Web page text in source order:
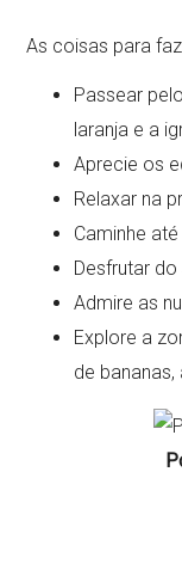
As coisas para
Passear
laranja e a
Aprecie os
Relaxar na
Caminhe
Desfrutar do
Admire as
Explore a
de bananas,